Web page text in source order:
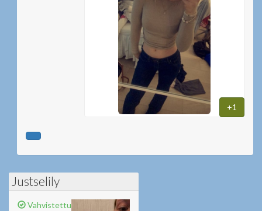
+1
Justselily
Vahvistettu